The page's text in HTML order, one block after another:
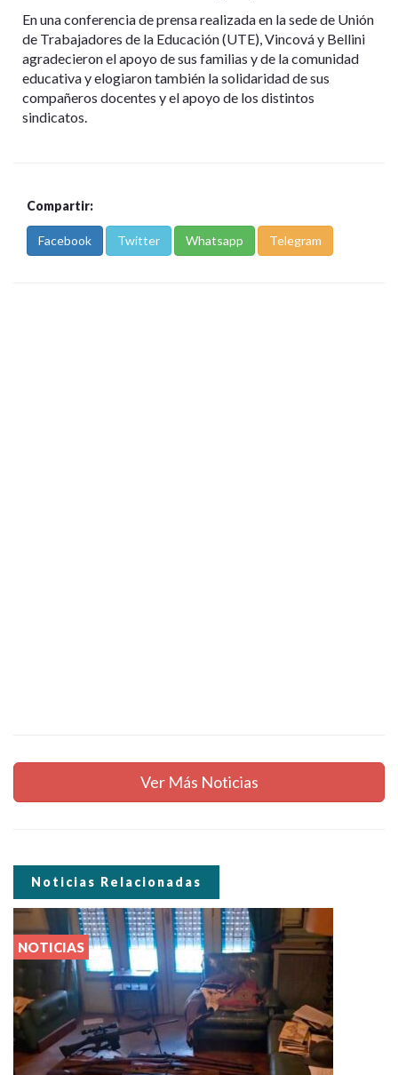
En una conferencia de prensa realizada en la sede de Unión
de Trabajadores de la Educación (UTE), Vincová y Bellini
agradecieron el apoyo de sus familias y de la comunidad
educativa y elogiaron también la solidaridad de sus
compañeros docentes y el apoyo de los distintos
sindicatos.
Compartir:
Facebook Twitter Whatsapp Telegram
Ver Más Noticias
Noticias Relacionadas
NOTICIAS